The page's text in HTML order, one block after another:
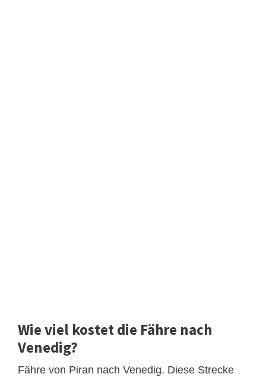
Wie viel kostet die Fähre nach
Venedig?
Fähre von Piran nach Venedig. Diese Strecke